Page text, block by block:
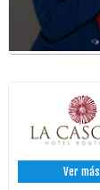
Ver más